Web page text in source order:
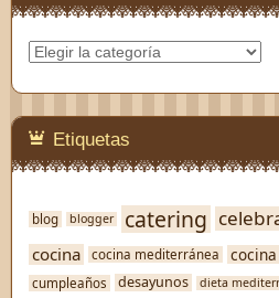
Categorías
Etiquetas
blog blogger catering
cocina cocina mediterránea
cumpleaños desayunos dieta